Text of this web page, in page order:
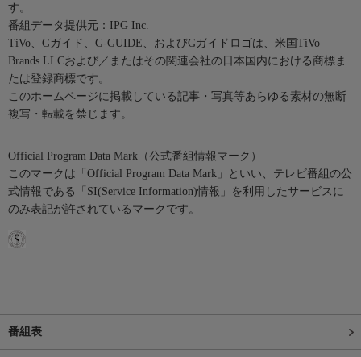
す。
番組データ提供元：IPG Inc.
TiVo、Gガイド、G-GUIDE、およびGガイドロゴは、米国TiVo
Brands LLCおよび／またはその関連会社の日本国内における商標ま
たは登録商標です。
このホームページに掲載している記事・写真等あらゆる素材の無断
複写・転載を禁じます。
Official Program Data Mark（公式番組情報マーク）
このマークは「Official Program Data Mark」といい、テレビ番組の公
式情報である「SI(Service Information)情報」を利用したサービスに
のみ表記が許されているマークです。
番組表